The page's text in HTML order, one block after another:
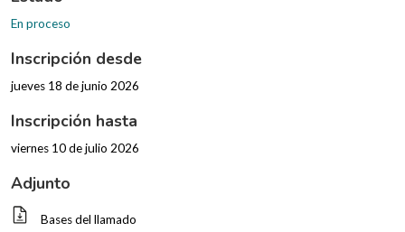
En proceso
Inscripción desde
jueves 18 de junio 2026
Inscripción hasta
viernes 10 de julio 2026
Adjunto
Bases del llamado